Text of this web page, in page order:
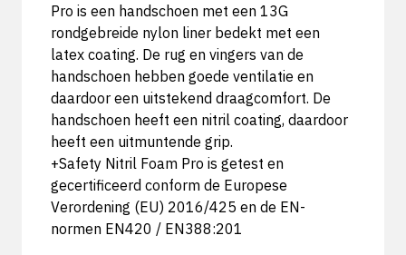
Pro is een handschoen met een 13G
rondgebreide nylon liner bedekt met een
latex coating. De rug en vingers van de
handschoen hebben goede ventilatie en
daardoor een uitstekend draagcomfort. De
handschoen heeft een nitril coating, daardoor
heeft een uitmuntende grip.
+Safety Nitril Foam Pro is getest en
gecertificeerd conform de Europese
Verordening (EU) 2016/425 en de EN-
normen EN420 / EN388:201